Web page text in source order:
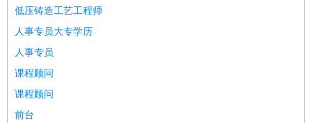
低压铸造工艺工程师
人事专员大专学历
人事专员
课程顾问
课程顾问
前台